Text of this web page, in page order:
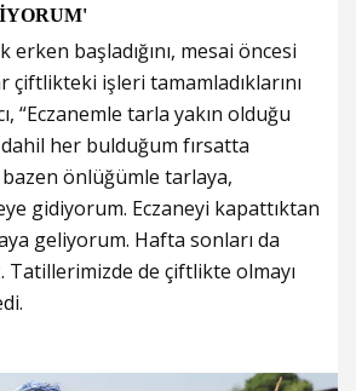
erken başladığını, mesai öncesi
çiftlikteki işleri tamamladıklarını
“Eczanemle tarla yakın olduğu
dahil her bulduğum fırsatta
önlüğümle tarlaya,
gidiyorum. Eczaneyi kapattıktan
geliyorum. Hafta sonları da
Tatillerimizde de çiftlikte olmayı